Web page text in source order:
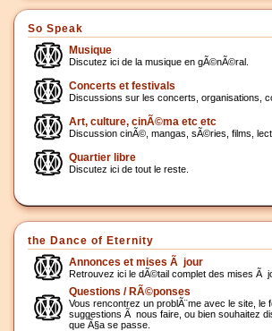
So Speak
Musique
Discutez ici de la musique en gÃ©nÃ©ral.
Concerts et festivals
Discussions sur les concerts, organisations,
Art, culture, cinÃ©ma etc etc
Discussion cinÃ©, mangas, sÃ©ries, films,
Quartier libre
Discutez ici de tout le reste.
the Dance of Eternity
Annonces et mises Ã jour
Retrouvez ici le dÃ©tail complet des mises Ã
Questions / RÃ©ponses
Vous rencontrez un problÃ¨me avec le site, le
suggestions Ã nous faire, ou bien souhaitez
que Ã§a se passe.